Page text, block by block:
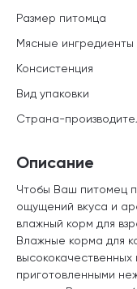
Описание
Чтобы Ваш питомец
ощущений вкуса и
влажный корм для
Влажные корма для
высококачественных
приготовленными
Размер питомца
Мясные ингредиенты
Консистенция
Вид упаковки
Страна-